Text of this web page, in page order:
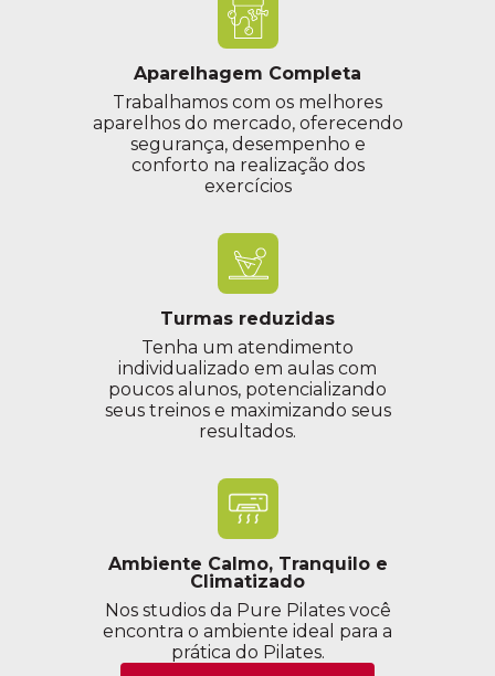
Aparelhagem Completa
Trabalhamos com os melhores
aparelhos do mercado, oferecendo
segurança, desempenho e
conforto na realização dos
exercícios
Turmas reduzidas
Tenha um atendimento
individualizado em aulas com
poucos alunos, potencializando
seus treinos e maximizando seus
resultados.
Ambiente Calmo, Tranquilo e
Climatizado
Nos studios da Pure Pilates você
encontra o ambiente ideal para a
prática do Pilates.